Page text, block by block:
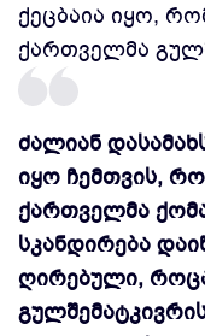
ქეცბაია იყო,
ქართველმა
ძალიან
იყო ჩემთვის,
ქართველმა
სკანდირება
ღირებული,